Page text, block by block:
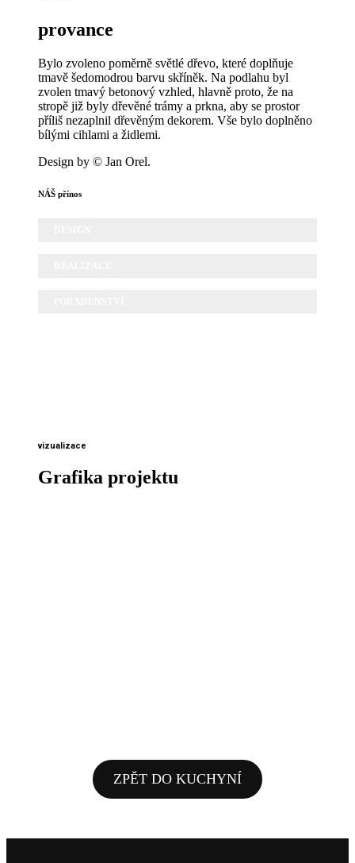
provance
Bylo zvoleno poměrně světlé dřevo, které doplňuje
tmavě šedomodrou barvu skříněk. Na podlahu byl
zvolen tmavý betonový vzhled, hlavně proto, že na
stropě již byly dřevěné trámy a prkna, aby se prostor
příliš nezaplnil dřevěným dekorem. Vše bylo doplněno
bílými cihlami a židlemi.
Design by © Jan Orel.
NÁŠ přínos
vizualizace
Grafika projektu
ZPĚT DO KUCHYNÍ